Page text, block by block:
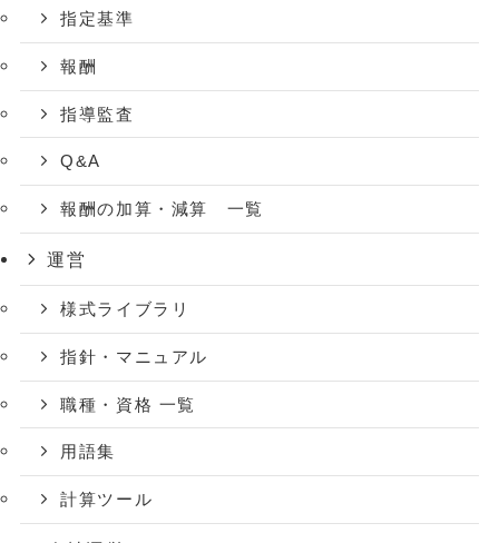
指定基準
報酬
指導監査
Q&A
報酬の加算・減算 一覧
運営
様式ライブラリ
指針・マニュアル
職種・資格 一覧
用語集
計算ツール